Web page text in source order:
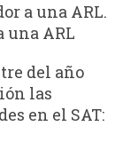
a una ARL.
una ARL
del año
las
en el SAT: